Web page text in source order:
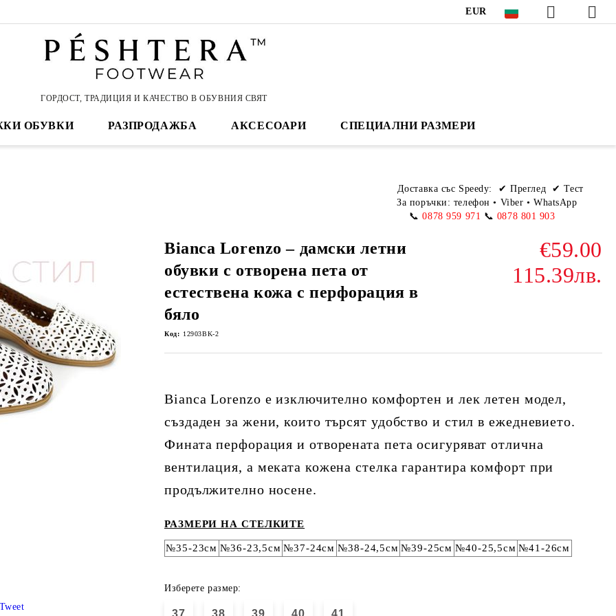
EUR
ГОРДОСТ, ТРАДИЦИЯ И КАЧЕСТВО В ОБУВНИЯ СВЯТ
ОБУВКИ РАЗПРОДАЖБА АКСЕСОАРИ СПЕЦИАЛНИ РАЗМЕРИ
Доставка със Speedy:
✔ Преглед ✔ Тест
За поръчки: телефон• Viber • WhatsApp
📞 0878 959 971 📞 0878 801 903
Bianca Lorenzo – дамски летни
обувки с отворена пета от
естествена кожа с перфорация в
бяло
€59.00
115.39лв.
Код: 12903BK-2
Bianca Lorenzo е изключително комфортен и лек летен модел,
създаден за жени, които търсят удобство и стил в ежедневието.
Фината перфорация и отворената пета осигуряват отлична
вентилация, а меката кожена стелка гарантира комфорт при
продължително носене.
РАЗМЕРИ НА СТЕЛКИТЕ
№35-23см №36-23,5см №37-24см №38-24,5см №39-25см №40-25,5см №41-26см
Изберете размер:
Tweet